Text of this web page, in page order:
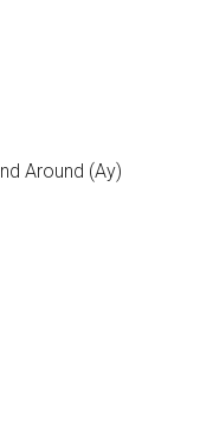
Around (Ay)